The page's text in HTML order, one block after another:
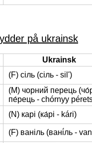
på ukrainsk
Ukrainsk
(F) сіль (сіль - silʹ)
(M) чорний перець
пе́рець - chórnyy
(N) карі (ка́рі - kári)
(F) ваніль (вані́ль -